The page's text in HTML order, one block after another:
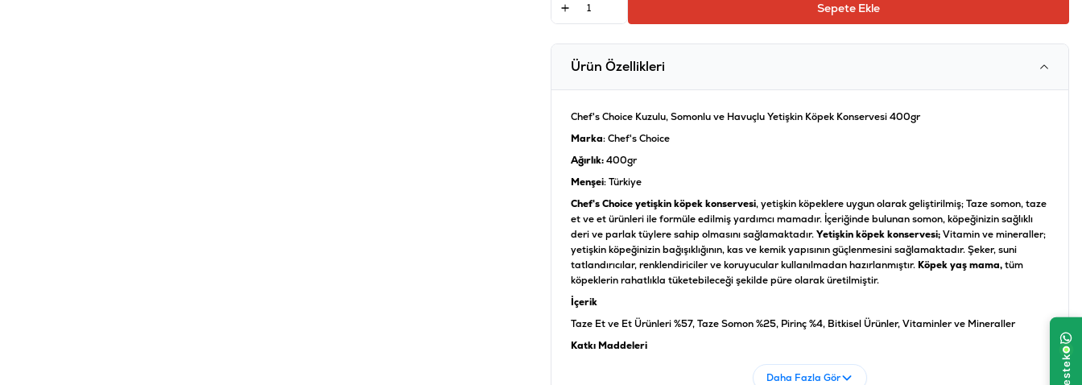
Sepete Ekle
Ürün Özellikleri
Chef's Choice Kuzulu, Somonlu ve Havuçlu Yetişkin Köpek Konservesi 400gr
Marka: Chef's Choice
Ağırlık:400gr
Menşei: Türkiye
Chef's Choice yetişkin köpek konservesi, yetişkin köpeklere uygun olarak geliştirilmiş; Taze somon, taze
et ve et ürünleri ile formüle edilmiş yardımcı mamadır. İçeriğinde bulunan somon, köpeğinizin sağlıklı
deri ve parlak tüylere sahip olmasını sağlamaktadır.Yetişkin köpek konservesi;Vitamin ve mineraller;
yetişkin köpeğinizin bağışıklığının, kas ve kemik yapısının güçlenmesini sağlamaktadır. Şeker, suni
tatlandırıcılar, renklendiriciler ve koruyucular kullanılmadan hazırlanmıştır. Köpek yaş mama,tüm
köpeklerin rahatlıkla tüketebileceği şekilde püre olarak üretilmiştir.
İçerik
Taze Et ve Et Ürünleri %57, Taze Somon %25, Pirinç %4, Bitkisel Ürünler, Vitaminler ve Mineraller
Katkı Maddeleri
Vitamin A 750 IU/kg, Vitamin D3 75 IU/kg, Vitamin E 10 IU/kg, Çinko 3,8 mg/kg, İyot 0,19 mg/kg,
Daha Fazla Gör